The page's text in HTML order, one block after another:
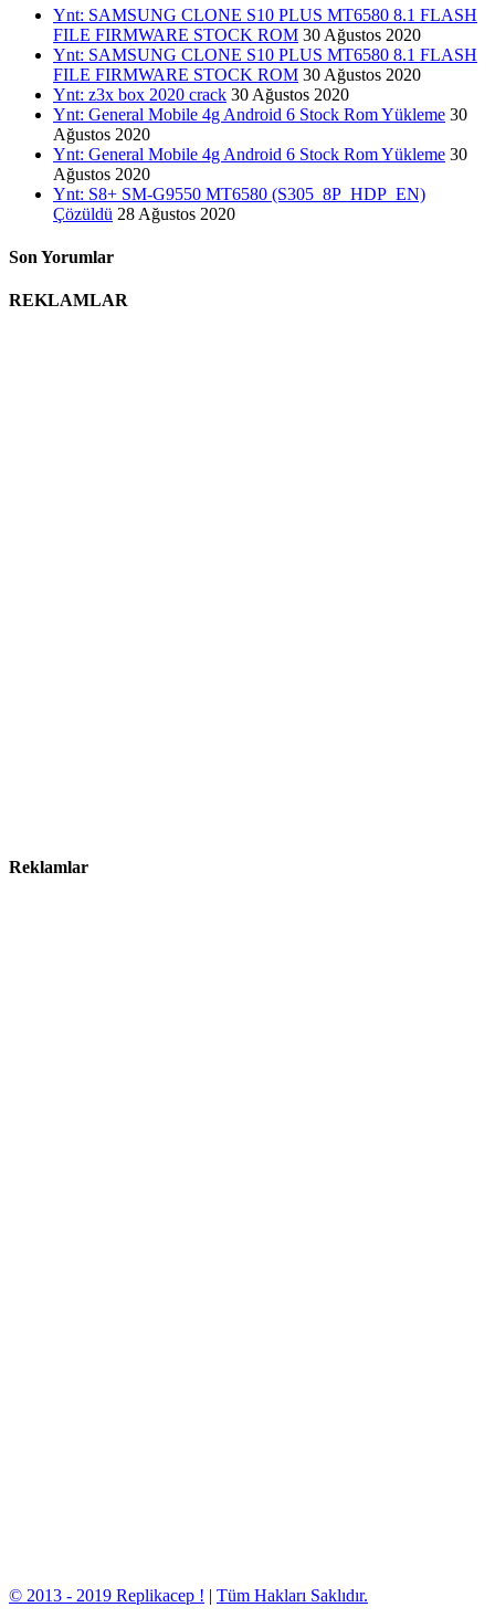
Ynt: SAMSUNG CLONE S10 PLUS MT6580 8.1 FLASH
FILE FIRMWARE STOCK ROM 30 Ağustos 2020
Ynt: SAMSUNG CLONE S10 PLUS MT6580 8.1 FLASH
FILE FIRMWARE STOCK ROM 30 Ağustos 2020
Ynt: z3x box 2020 crack 30 Ağustos 2020
Ynt: General Mobile 4g Android 6 Stock Rom Yükleme 30
Ağustos 2020
Ynt: General Mobile 4g Android 6 Stock Rom Yükleme 30
Ağustos 2020
Ynt: S8+ SM-G9550 MT6580 (S305_8P_HDP_EN)
Çözüldü 28 Ağustos 2020
Son Yorumlar
REKLAMLAR
Reklamlar
© 2013 - 2019 Replikacep ! | Tüm Hakları Saklıdır.